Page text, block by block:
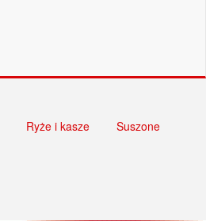
Ryże i kasze
Suszone